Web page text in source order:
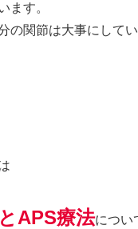
ます。
の関節は大事にして
APS療法につい